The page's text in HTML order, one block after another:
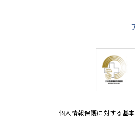
個人情報保護に対する基